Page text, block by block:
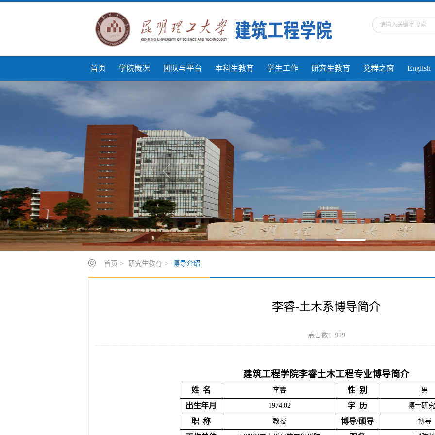
首页 学院概况 团队与平台 本科生教育 学生工作 研究生教育 党群之窗 English
建筑工程学院 李睿土木工程专业博导
姓 名 李睿 性 别 男
出生年月 1974.02 学 历 博士研